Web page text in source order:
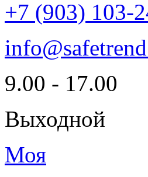
+7 (903) 103-
9.00 - 17.00
Выходной
Моя